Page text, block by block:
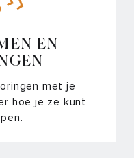
EN
met je
hoe je ze kunt